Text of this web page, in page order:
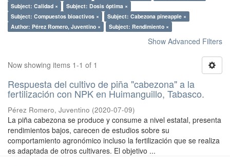
Subject: Calidad ×
Subject: Dosis óptima ×
Subject: Compuestos bioactivos ×
Subject: Cabezona pineapple ×
Author: Pérez Romero, Juventino ×
Subject: Rendimiento ×
Show Advanced Filters
Now showing items 1-1 of 1
Respuesta del cultivo de piña "cabezona" a la
fertilización con NPK en Huimanguillo, Tabasco.
Pérez Romero, Juventino (2020-07-09)
La piña cabezona se produce y consume a nivel estatal, presenta
rendimientos bajos, carecen de estudios sobre su
comportamiento agronómico incluso la fertilización que se realiza
es adaptada de otros cultivares. El objetivo ...